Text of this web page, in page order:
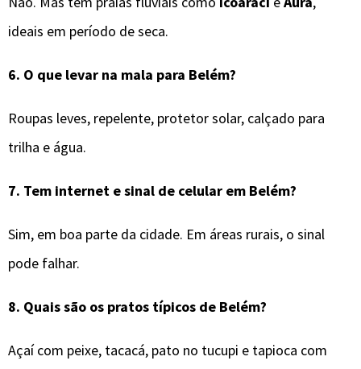
ideais em período de seca.
6. O que levar na mala para Belém?
Roupas leves, repelente, protetor solar, calçado para
trilha e água.
7. Tem internet e sinal de celular em Belém?
Sim, em boa parte da cidade. Em áreas rurais, o sinal
pode falhar.
8. Quais são os pratos típicos de Belém?
Açaí com peixe, tacacá, pato no tucupi e tapioca com